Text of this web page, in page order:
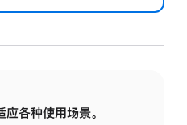
应各种使用场景。